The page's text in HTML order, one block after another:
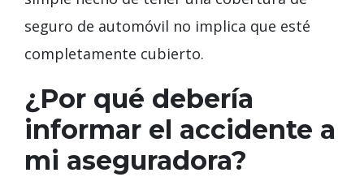
seguro de automóvil no implica que esté
completamente cubierto.
¿Por qué debería
informar el accidente a
mi aseguradora?